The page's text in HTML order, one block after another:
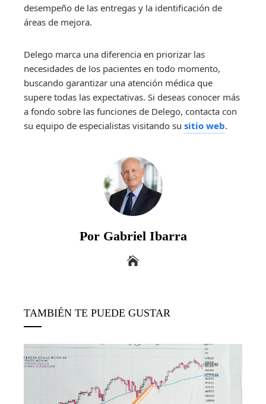
desempeño de las entregas y la identificación de
áreas de mejora.
Delego marca una diferencia en priorizar las
necesidades de los pacientes en todo momento,
buscando garantizar una atención médica que
supere todas las expectativas. Si deseas conocer más
a fondo sobre las funciones de Delego, contacta con
su equipo de especialistas visitando su sitio web.
Por Gabriel Ibarra
TAMBIÉN TE PUEDE GUSTAR